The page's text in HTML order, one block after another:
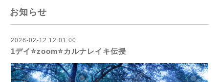
お知らせ
2026-02-12 12:01:00
1デイ⭐️zoom⭐️カルナレイキ伝授